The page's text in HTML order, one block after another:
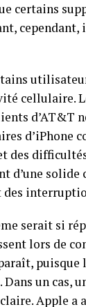
certains
cependant,
cellulaire.
d’AT&T
d’iPhone
des
d’une
des
serait si
lors de
Dans un cas,
claire. Apple